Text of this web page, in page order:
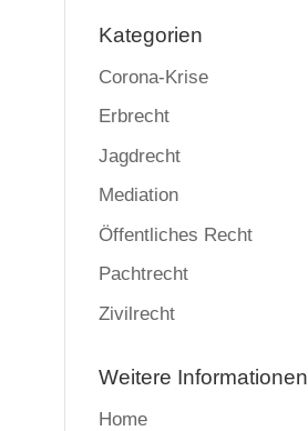
Kategorien
Corona-Krise
Erbrecht
Jagdrecht
Mediation
Öffentliches Recht
Pachtrecht
Zivilrecht
Weitere Informationen
Home